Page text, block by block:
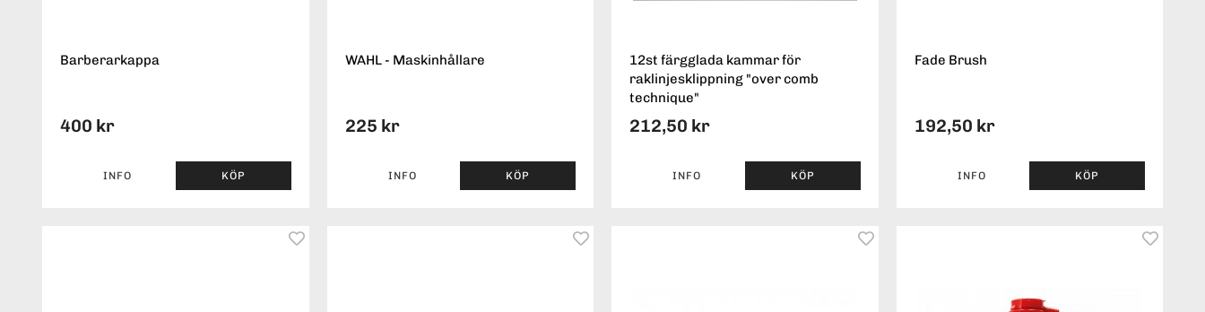
Barberarkappa
400 kr
INFO KÖP
WAHL - Maskinhållare
225 kr
INFO KÖP
12st färgglada kammar för
raklinjesklippning "over comb
technique"
212,50 kr
INFO KÖP
Fade Brush
192,50 kr
INFO KÖP